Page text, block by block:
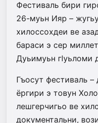
Фестиваль бири
26-муьн Ияр –
хилоссохдеи ве
бараси э сер
Дуьимуьн гlуьломи
Гъосут фестиваль
ёргири э товун
лешгерчигьо ве
документальни,